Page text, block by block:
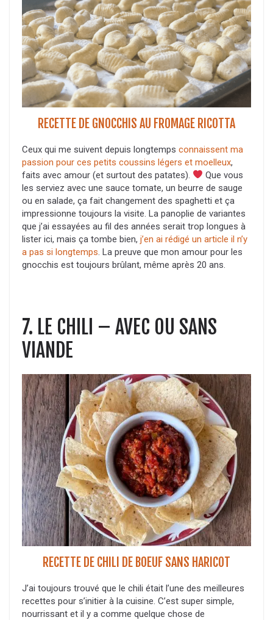
RECETTE DE GNOCCHIS AU FROMAGE RICOTTA
Ceux qui me suivent depuis longtemps connaissent ma
passion pour ces petits coussins légers et moelleux,
faits avec amour (et surtout des patates).
Que vous
les serviez avec une sauce tomate, un beurre de sauge
ou en salade, ça fait changement des spaghetti et ça
impressionne toujours la visite. La panoplie de variantes
que j’ai essayées au fil des années serait trop longues à
lister ici, mais ça tombe bien, j’en ai rédigé un article il n’y
a pas si longtemps . La preuve que mon amour pour les
gnocchis est toujours brûlant, même après 20 ans.
7. LE CHILI – AVEC OU SANS
VIANDE
RECETTE DE CHILI DE BOEUF SANS HARICOT
J’ai toujours trouvé que le chili était l’une des meilleures
recettes pour s’initier à la cuisine. C’est super simple,
nourrissant et il y a comme quelque chose de